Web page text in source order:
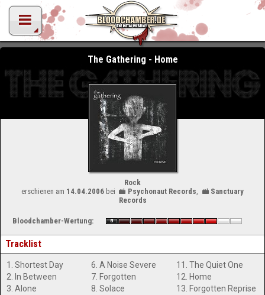
The Gathering - Home
Rock
erschienen am 14.04.2006bei Psychonaut Records,
Sanctuary
Records
Bloodchamber-Wertung:
Tracklist
1. Shortest Day
2. In Between
3. Alone
6. A Noise Severe
7. Forgotten
8. Solace
11. The Quiet One
12. Home
13. Forgotten Reprise